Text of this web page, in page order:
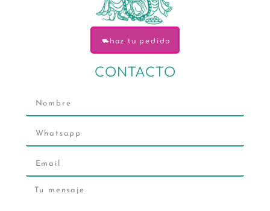
haz tu pedido
CONTACTO